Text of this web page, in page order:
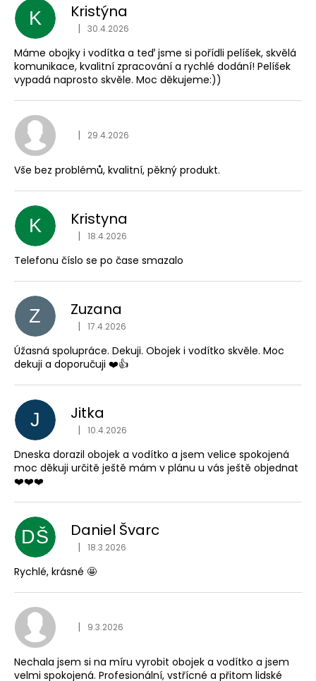
K Kristýna
Hodnocení
| 30.4.2026
Máme obojky i vodítka a teď jsme si pořídli pelíšek, skvělá
komunikace, kvalitní zpracování a rychlé dodání! Pelíšek
vypadá naprosto skvěle. Moc děkujeme:))
Hodnocení
| 29.4.2026
Vše bez problémů, kvalitní, pěkný produkt.
K Kristyna
Hodnocení
| 18.4.2026
Telefonu číslo se po čase smazalo
Z Zuzana
Hodnocení
| 17.4.2026
Úžasná spolupráce. Dekuji. Obojek i vodítko skvěle. Moc
dekuji a doporučuji ❤️👍
J Jitka
Hodnocení
| 10.4.2026
Dneska dorazil obojek a vodítko a jsem velice spokojená
moc děkuji určitě ještě mám v plánu u vás ještě objednat
❤️❤️❤️
DŠ Daniel Švarc
Hodnocení
| 18.3.2026
Rychlé, krásné 🤩
Hodnocení
| 9.3.2026
Nechala jsem si na míru vyrobit obojek a vodítko a jsem
velmi spokojená. Profesionální, vstřícné a přitom lidské